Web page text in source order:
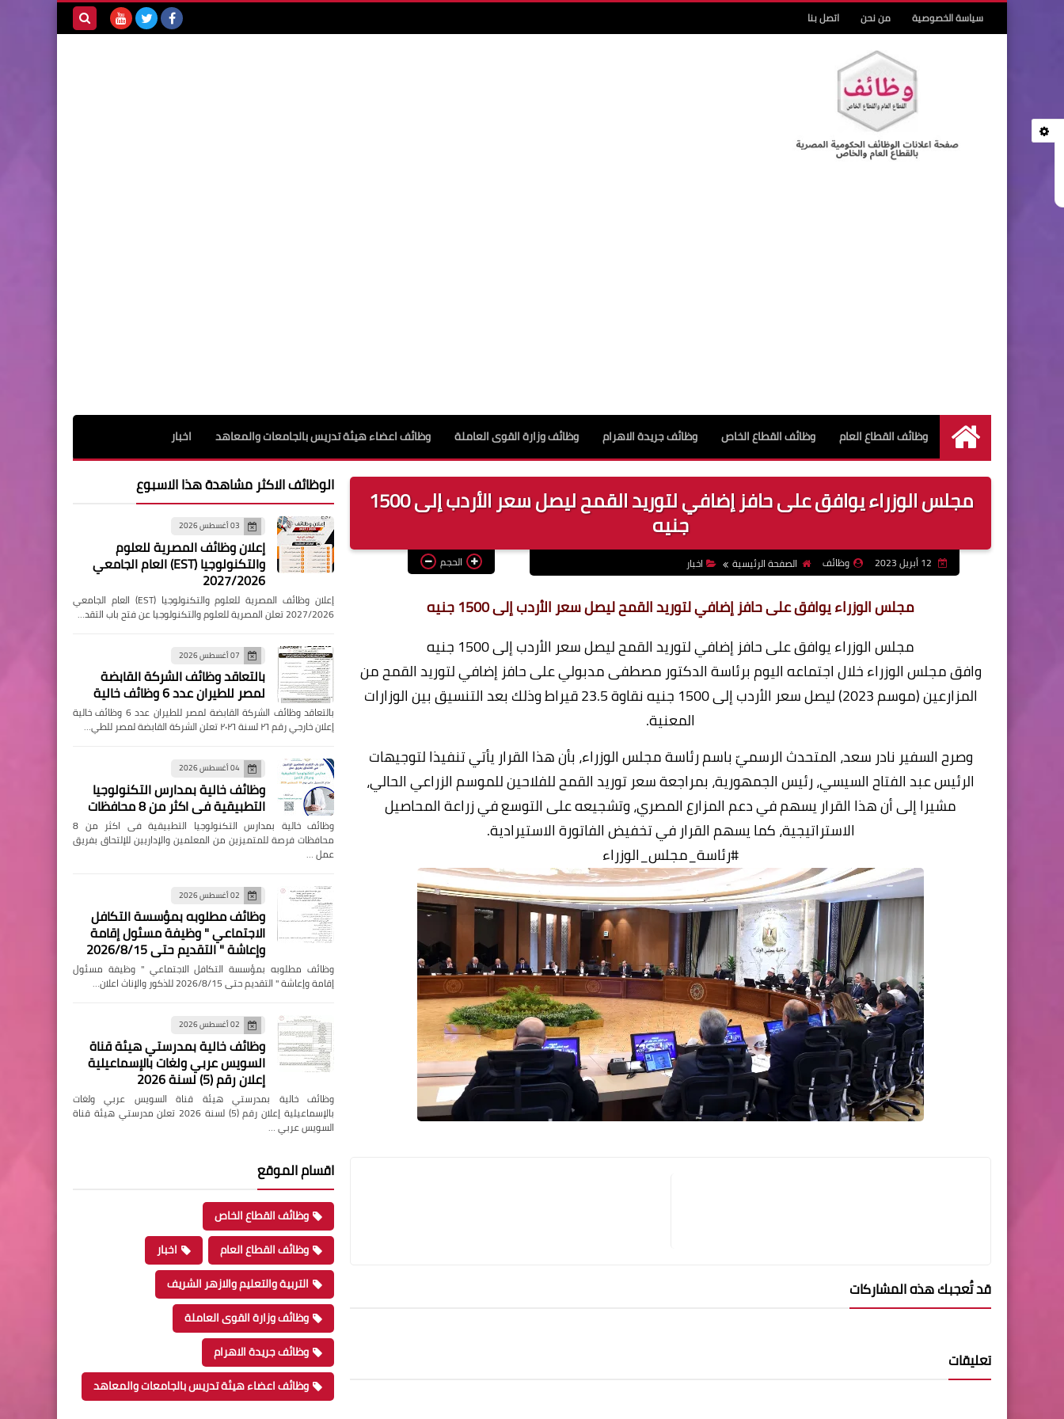
سياسة الخصوصية من نحن اتصل بنا
الرئيسية
وظائف القطاع العام وظائف القطاع الخاص وظائف جريدة الاهرام وظائف وزارة القوى العاملة وظائف اعضاء هيئة تدريس بالجامعات والمعاهد اخبار
مجلس الوزراء يوافق على حافز إضافي لتوريد القمح ليصل سعر الأردب إلى 1500
جنيه
وظائف الصفحة الرئيسية اخبار الحجم
مجلس الوزراء يوافق على حافز إضافي لتوريد القمح ليصل سعر الأردب إلى 1500 جنيه
مجلس الوزراء يوافق على حافز إضافي لتوريد القمح ليصل سعر الأردب إلى 1500 جنيه
وافق مجلس الوزراء خلال اجتماعه اليوم برئاسة الدكتور مصطفى مدبولي على حافز إضافي لتوريد القمح من
المزارعين (موسم 2023) ليصل سعر الأردب إلى 1500 جنيه نقاوة 23.5 قيراط وذلك بعد التنسيق بين الوزارات
المعنية.
وصرح السفير نادر سعد، المتحدث الرسميّ باسم رئاسة مجلس الوزراء، بأن هذا القرار يأتي تنفيذا لتوجيهات
الرئيس عبد الفتاح السيسي، رئيس الجمهورية، بمراجعة سعر توريد القمح للفلاحين للموسم الزراعي الحالي،
مشيرا إلى أن هذا القرار يسهم في دعم المزارع المصري، وتشجيعه على التوسع في زراعة المحاصيل
الاستراتيجية، كما يسهم القرار في تخفيض الفاتورة الاستيرادية.
#رئاسة_مجلس_الوزراء
قد تُعجبك هذه المشاركات
تعليقات
الوظائف الاكثر مشاهدة هذا الاسبوع
03 أغسطس 2026
إعلان وظائف المصرية للعلوم
والتكنولوجيا (EST) العام الجامعي
2027/2026
إعلان وظائف المصرية للعلوم والتكنولوجيا (EST) العام الجامعي
2027/2026 تعلن المصرية للعلوم والتكنولوجيا عن فتح باب التقد…
07 أغسطس 2026
بالتعاقد وظائف الشركة القابضة
لمصر للطيران عدد 6 وظائف خالية
بالتعاقد وظائف الشركة القابضة لمصر للطيران عدد 6 وظائف خالية
إعلان خارجي رقم ٢٦ لسنة ٢٠٢٦ تعلن الشركة القابضة لمصر للطي…
04 أغسطس 2026
وظائف خالية بمدارس التكنولوجيا
التطبيقية فى اكثر من 8 محافظات
وظائف خالية بمدارس التكنولوجيا التطبيقية فى اكثر من 8
محافظات فرصة للمتميزين من المعلمين والإداريين للإلتحاق بفريق
عمل …
02 أغسطس 2026
وظائف مطلوبه بمؤسسة التكافل
الاجتماعي " وظيفة مسئول إقامة
وإعاشة " التقديم حتى 2026/8/15
وظائف مطلوبه بمؤسسة التكافل الاجتماعي " وظيفة مسئول
إقامة وإعاشة " التقديم حتى 2026/8/15 للذكور والإناث اعلان…
02 أغسطس 2026
وظائف خالية بمدرستي هيئة قناة
السويس عربي ولغات بالإسماعيلية
إعلان رقم (5) لسنة 2026
وظائف خالية بمدرستي هيئة قناة السويس عربي ولغات
بالإسماعيلية إعلان رقم (5) لسنة 2026 تعلن مدرستي هيئة قناة
السويس عربي …
اقسام الموقع
وظائف القطاع الخاص
وظائف القطاع العام
اخبار
التربية والتعليم والازهر الشريف
وظائف وزارة القوى العاملة
وظائف جريدة الاهرام
وظائف اعضاء هيئة تدريس بالجامعات والمعاهد